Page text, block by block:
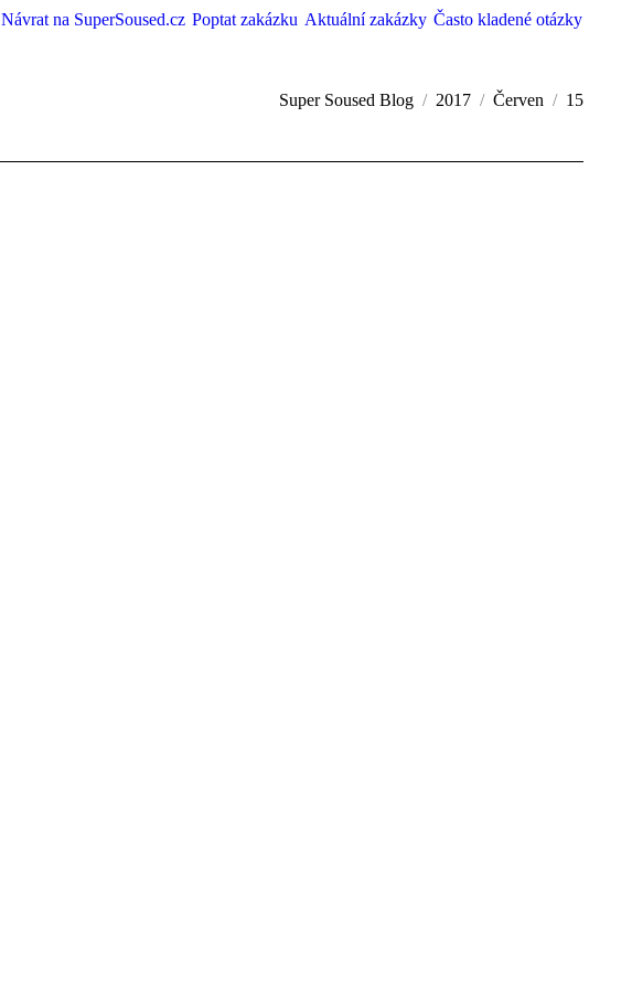
Návrat na SuperSoused.cz Poptat zakázku Aktuální zakázky Často kladené otázky
Super Soused Blog 2017 Červen 15